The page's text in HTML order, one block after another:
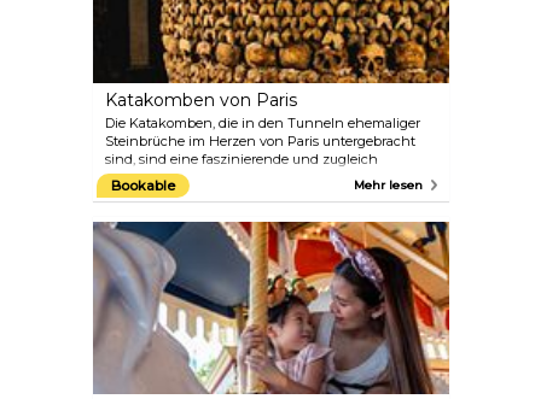
Katakomben von Paris
Die Katakomben, die in den Tunneln ehemaliger
Steinbrüche im Herzen von Paris untergebracht
sind, sind eine faszinierende und zugleich
unheimliche Attraktion. Gehen Sie die vielen
Stufen hinunter, um diesen gespenstischen
die knöchernen Überreste von mehr als 6 Millionen
Menschen, die von einem alten Friedhof an diesen
Ort gebracht wurden.
Bookable Mehr lesen